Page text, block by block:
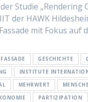
Studie „Rendering
der HAWK
mit Fokus auf
FASSADE GESCHICHTE
INSTITUTE
MEHRWERT
PARTIZIPATION